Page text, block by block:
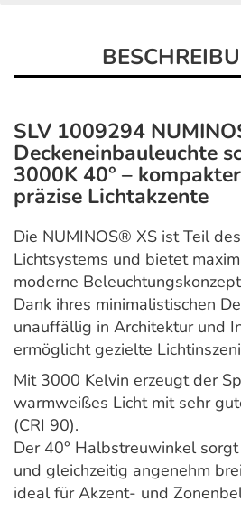
SLV 1009294
Deckeneinbauleuchte
3000K 40° –
präzise Lichtakzente
Die NUMINOS® XS ist Teil
Lichtsystems und bietet
moderne
Dank ihres minimalistischen
unauffällig in Architektur und
ermöglicht gezielte
Mit 3000 Kelvin erzeugt der
warmweißes Licht mit sehr
(CRI 90).
Der 40° Halbstreuwinkel
und gleichzeitig angenehm
ideal für Akzent- und